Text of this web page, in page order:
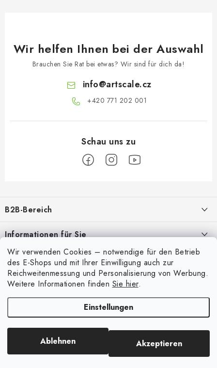
Wir verwenden Cookies – notwendige für den Betrieb
des E-Shops und mit Ihrer Einwilligung auch zur
Reichweitenmessung und Personalisierung von Werbung.
Weitere Informationen finden Sie hier.
Einstellungen
Ablehnen Akzeptieren
Wir helfen Ihnen bei der Auswahl
Brauchen Sie Rat bei etwas? Wir sind für dich da!
info@artscale.cz
+420 771 202 001​
ß
z
e
B2B-Bereich
Geschäftspartner, die Bereitstellung geeigneter Dienstleistungen und
Service
ANMELDUNG
Informationen für Sie
Über uns
Meine Bestellung
Bedingungen und Konditionen
Datenschutzbestimmungen
Mein Konto
Anmelden
Registrierung
Bestellhistorie
. Alle Rechte vorbehalten.